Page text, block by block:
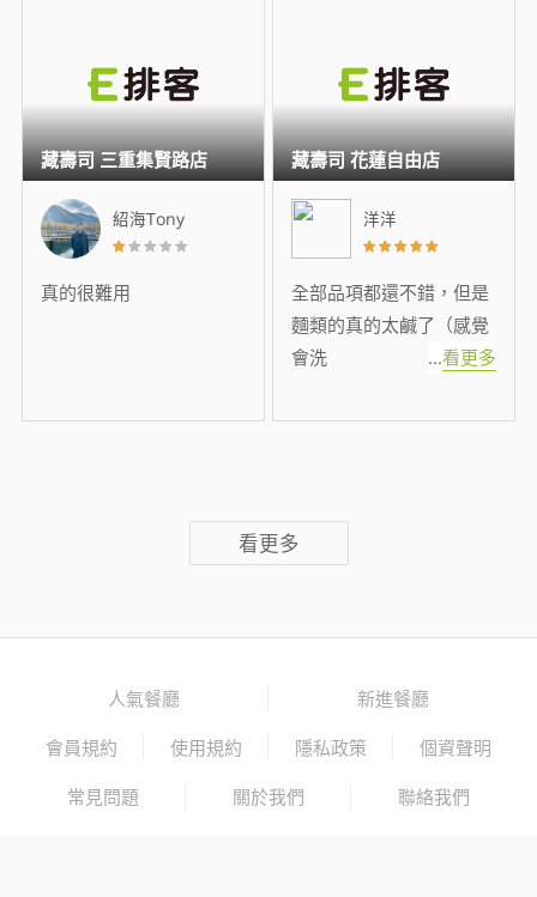
紹海Tony
真的很難用
藏壽司 三重集賢路店
洋洋
全部品項都還不錯，但是
麵類的真的太鹹了（感覺
會洗
...看更多
藏壽司 花蓮自由店
看更多
人氣餐廳 新進餐廳
會員規約 使用規約 隱私政策 個資聲明
常見問題 關於我們 聯絡我們